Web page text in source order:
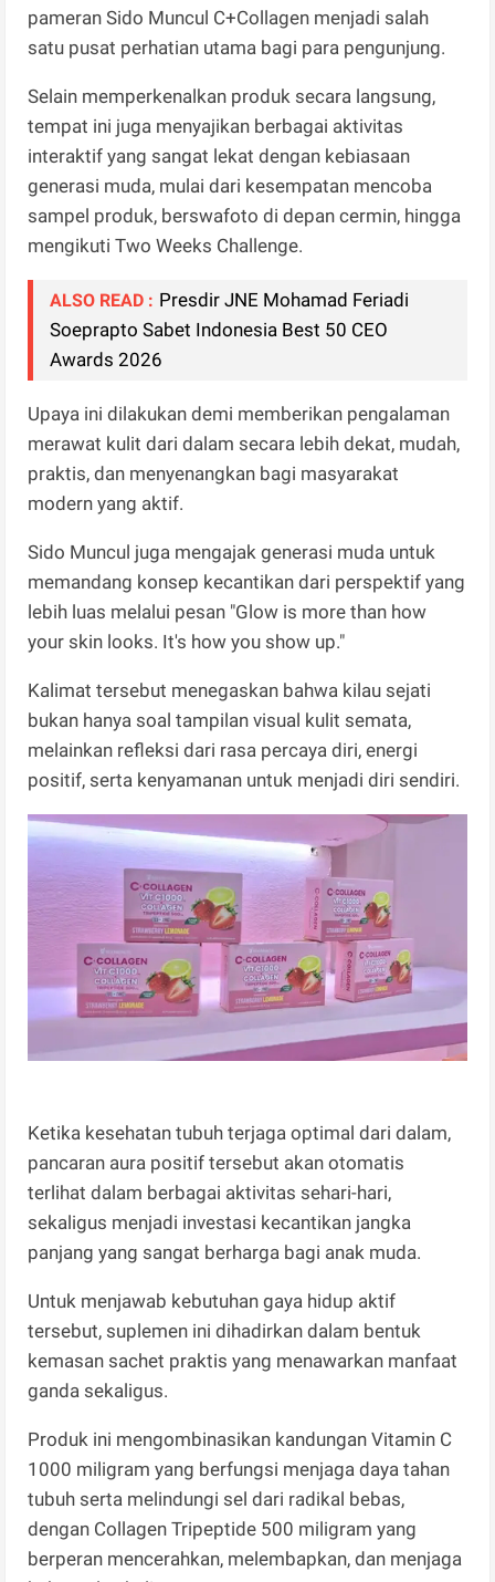
pameran Sido Muncul C+Collagen menjadi salah
satu pusat perhatian utama bagi para pengunjung.
Selain memperkenalkan produk secara langsung,
tempat ini juga menyajikan berbagai aktivitas
interaktif yang sangat lekat dengan kebiasaan
generasi muda, mulai dari kesempatan mencoba
sampel produk, berswafoto di depan cermin, hingga
mengikuti Two Weeks Challenge.
ALSO READ : Presdir JNE Mohamad Feriadi
Soeprapto Sabet Indonesia Best 50 CEO
Awards 2026
Upaya ini dilakukan demi memberikan pengalaman
merawat kulit dari dalam secara lebih dekat, mudah,
praktis, dan menyenangkan bagi masyarakat
modern yang aktif.
​Sido Muncul juga mengajak generasi muda untuk
memandang konsep kecantikan dari perspektif yang
lebih luas melalui pesan "Glow is more than how
your skin looks. It's how you show up."
Kalimat tersebut menegaskan bahwa kilau sejati
bukan hanya soal tampilan visual kulit semata,
melainkan refleksi dari rasa percaya diri, energi
positif, serta kenyamanan untuk menjadi diri sendiri.
Ketika kesehatan tubuh terjaga optimal dari dalam,
pancaran aura positif tersebut akan otomatis
terlihat dalam berbagai aktivitas sehari-hari,
sekaligus menjadi investasi kecantikan jangka
panjang yang sangat berharga bagi anak muda.
​Untuk menjawab kebutuhan gaya hidup aktif
tersebut, suplemen ini dihadirkan dalam bentuk
kemasan sachet praktis yang menawarkan manfaat
ganda sekaligus.
Produk ini mengombinasikan kandungan Vitamin C
1000 miligram yang berfungsi menjaga daya tahan
tubuh serta melindungi sel dari radikal bebas,
dengan Collagen Tripeptide 500 miligram yang
berperan mencerahkan, melembapkan, dan menjaga